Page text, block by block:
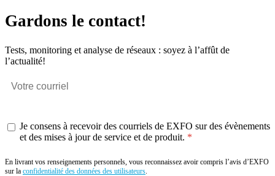
Gardons le contact!
Tests, monitoring et analyse de réseaux : soyez à l’affût de
l’actualité!
Je consens à recevoir des courriels de EXFO sur des évènements
et des mises à jour de service et de produit.
En livrant vos renseignements personnels, vous reconnaissez avoir compris l’avis d’EXFO
sur la confidentialité des données des utilisateurs